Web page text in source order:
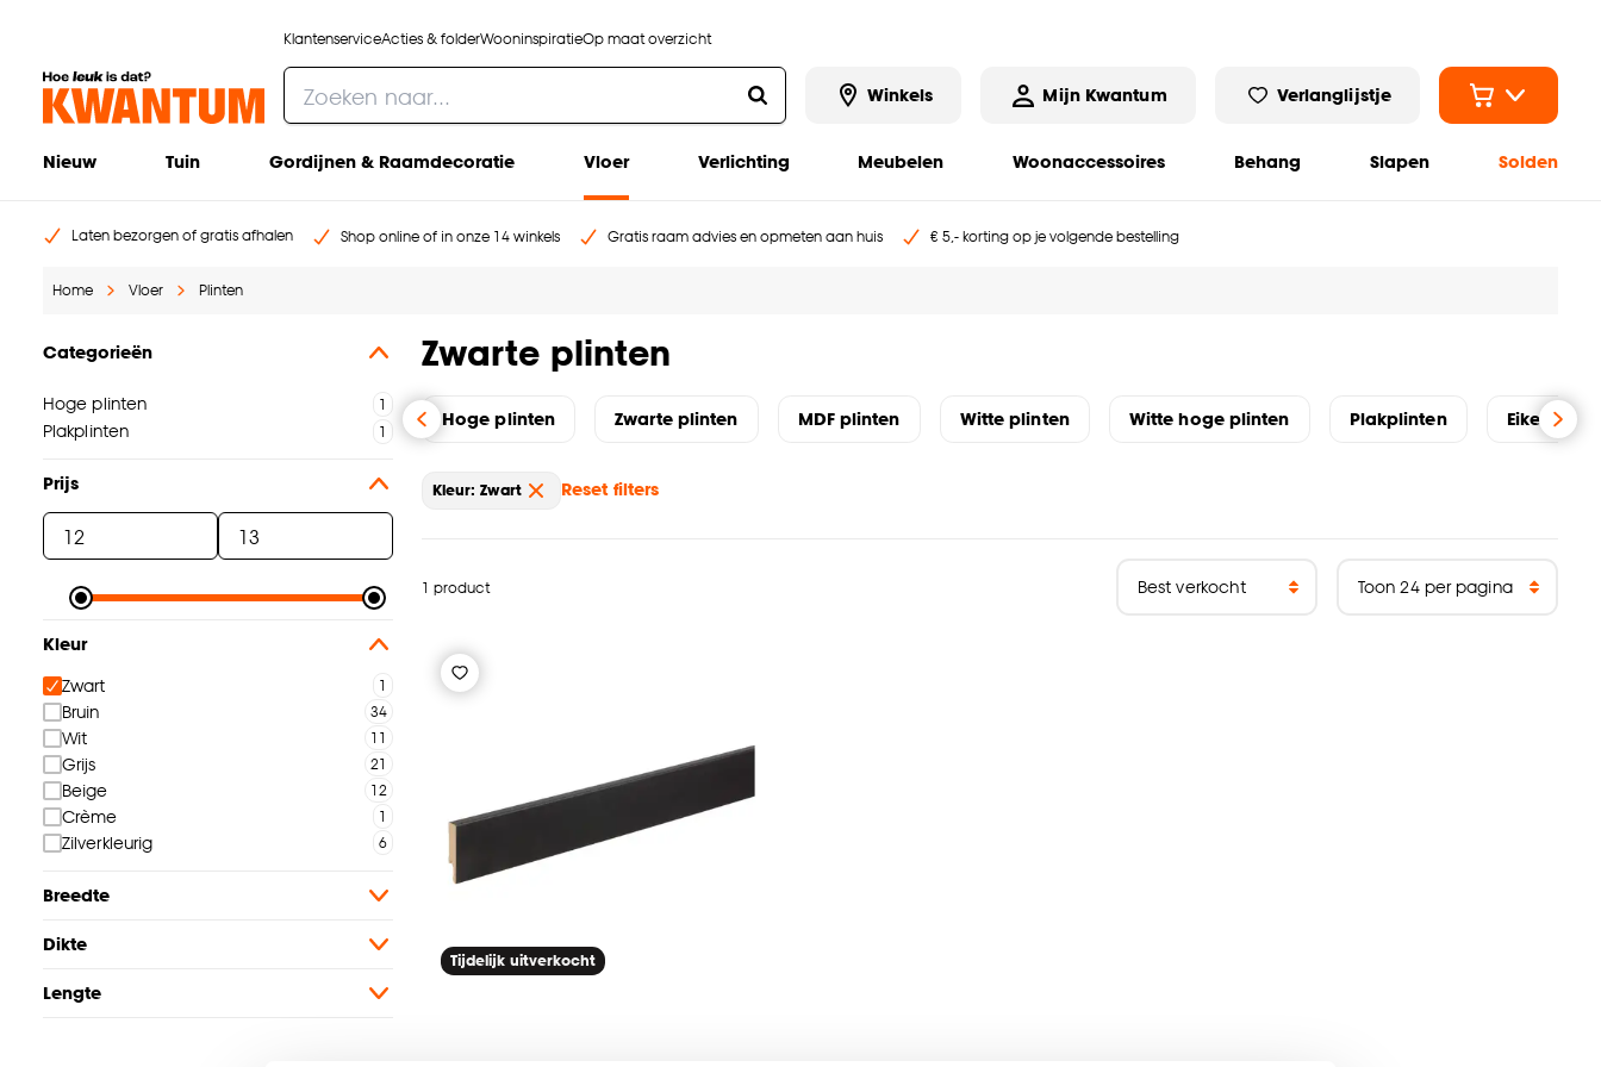
KlantenserviceActies & folderWooninspiratieOp maat overzicht
Winkels Mijn Kwantum Verlanglijstje
Nieuw Tuin Gordijnen & Raamdecoratie Vloer Verlichting Meubelen Woonaccessoires Behang Slapen Solden
Laten bezorgen of gratis afhalen Shop online of in onze 14 winkels Gratis raam advies en opmeten aan huis € 5,- korting op je volgende bestelling
Home Vloer Plinten
Categorieën
Hoge plinten
Plakplinten
Prijs
Kleur
Zwart
Bruin
Wit
Grijs
Beige
Crème
Zilverkleurig
Breedte
Dikte
Lengte
Zwarte plinten
Hoge plinten Zwarte plinten MDF plinten Witte plinten Witte hoge plinten Plakplinten Eiken
Kleur: Zwart Reset filters
1 product
Tijdelijk uitverkocht